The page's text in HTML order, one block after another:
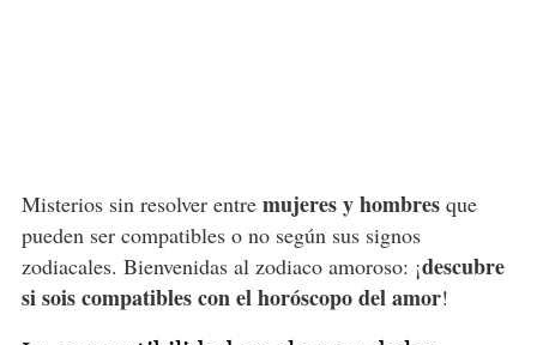
Misterios sin resolver entre mujeres y hombresque
pueden ser compatibles o no según sus signos
zodiacales. Bienvenidas al zodiaco amoroso: ¡descubre
si sois compatibles con el horóscopo del amor!